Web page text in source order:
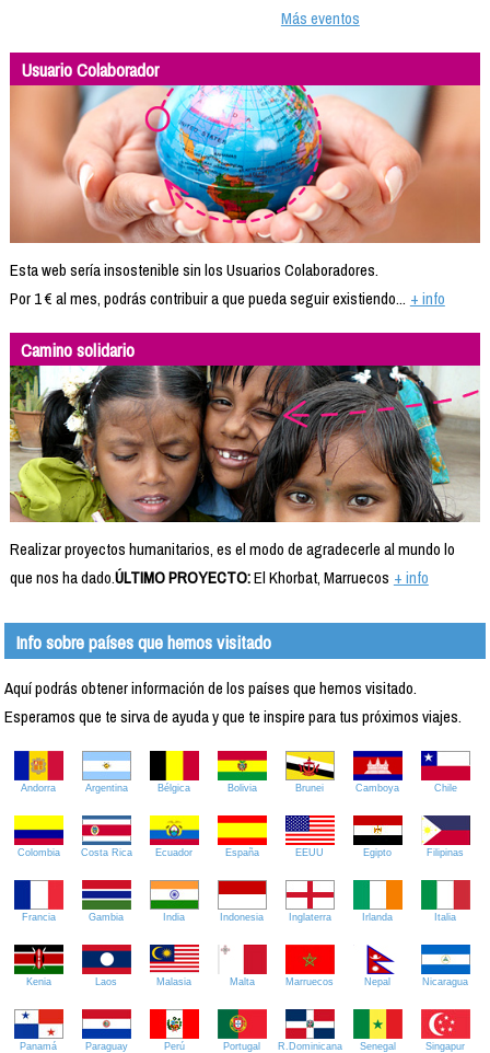
Más eventos
Usuario Colaborador
Esta web sería insostenible sin los Usuarios Colaboradores.
Por 1 € al mes, podrás contribuir a que pueda seguir existiendo... + info
Camino solidario
Realizar proyectos humanitarios, es el modo de agradecerle al mundo lo
que nos ha dado.ÚLTIMO PROYECTO:El Khorbat, Marruecos + info
Info sobre países que hemos visitado
Aquí podrás obtener información de los países que hemos visitado.
Esperamos que te sirva de ayuda y que te inspire para tus próximos viajes.
Andorra Argentina Bélgica Bolivia Brunei Camboya Chile
Colombia Costa Rica Ecuador España EEUU Egipto Filipinas
Francia Gambia India Indonesia Inglaterra Irlanda Italia
Kenia Laos Malasia Malta Marruecos Nepal Nicaragua
Panamá Paraguay Perú Portugal R.Dominicana Senegal Singapur